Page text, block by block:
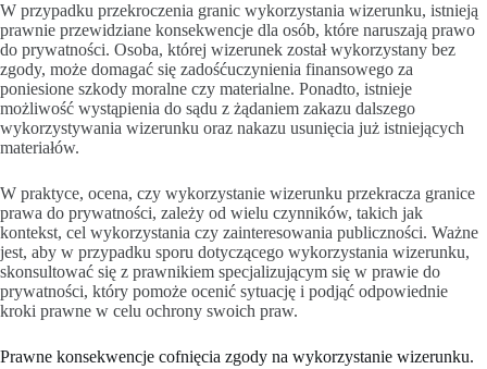
W przypadku przekroczenia granic wykorzystania wizerunku, istnieją
prawnie przewidziane konsekwencje dla osób, które naruszają prawo
do prywatności. Osoba, której wizerunek został wykorzystany bez
zgody, może domagać się zadośćuczynienia finansowego za
poniesione szkody moralne czy materialne. Ponadto, istnieje
możliwość wystąpienia do sądu z żądaniem zakazu dalszego
wykorzystywania wizerunku oraz nakazu usunięcia już istniejących
materiałów.
W praktyce, ocena, czy wykorzystanie wizerunku przekracza granice
prawa do prywatności, zależy od wielu czynników, takich jak
kontekst, cel wykorzystania czy zainteresowania publiczności. Ważne
jest, aby w przypadku sporu dotyczącego wykorzystania wizerunku,
skonsultować się z prawnikiem specjalizującym się w prawie do
prywatności, który pomoże ocenić sytuację i podjąć odpowiednie
kroki prawne w celu ochrony swoich praw.
Prawne konsekwencje cofnięcia zgody na wykorzystanie wizerunku.